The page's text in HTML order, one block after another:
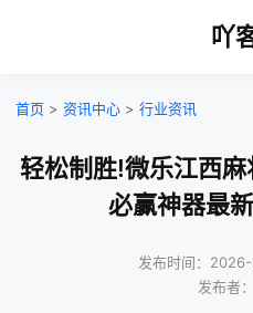
吖
首页 > 资讯中心 > 行业资讯
轻松制胜!微乐江西麻
必赢神器最
发布时间：
发布者